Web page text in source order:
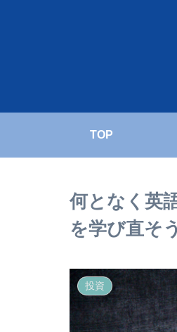
TOP
何となく英
を学び直そう
投資